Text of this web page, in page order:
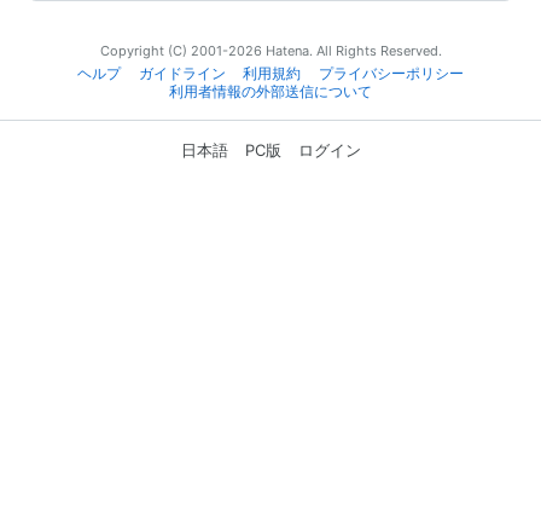
Copyright (C) 2001-2026 Hatena. All Rights Reserved.
ヘルプ
ガイドライン 利用規約
プライバシーポリシー
利用者情報の外部送信について
日本語 PC版 ログイン